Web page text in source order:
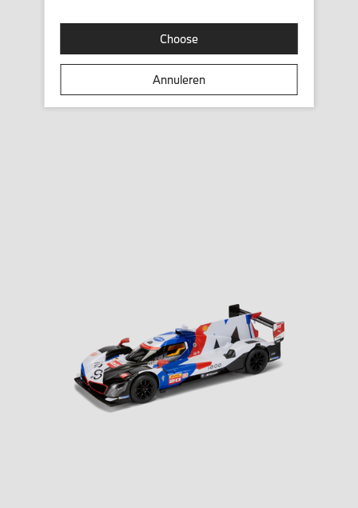
Choose
Annuleren